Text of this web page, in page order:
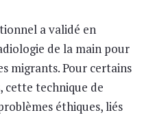
a validé en
de la main pour
migrants. Pour certains
cette technique de
éthiques, liés